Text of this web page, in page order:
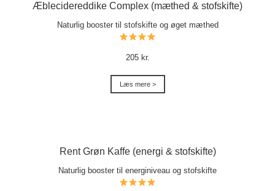
Æblecidereddike Complex (mæthed & stofskifte)
Naturlig booster til stofskifte og øget mæthed
205 kr.
Læs mere >
Rent Grøn Kaffe (energi & stofskifte)
Naturlig booster til energiniveau og stofskifte